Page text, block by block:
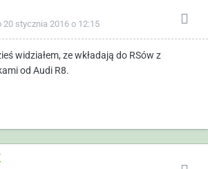
20 stycznia 2016 o 12:15
widziałem, ze wkładają do RSów z
od Audi R8.